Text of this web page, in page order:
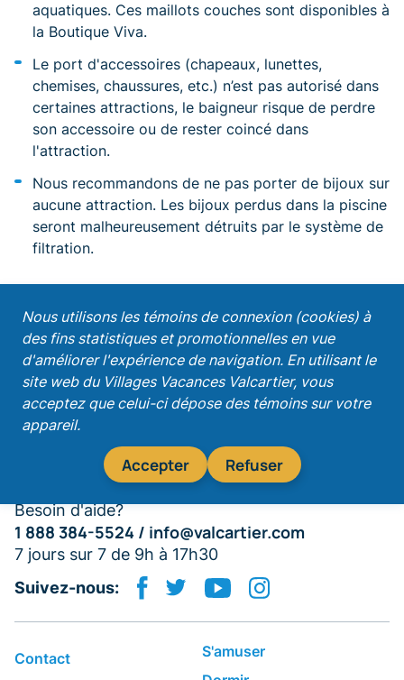
aquatiques. Ces maillots couches sont disponibles à
la Boutique Viva.
Le port d'accessoires (chapeaux, lunettes,
chemises, chaussures, etc.) n’est pas autorisé dans
certaines attractions, le baigneur risque de perdre
son accessoire ou de rester coincé dans
l'attraction.
Nous recommandons de ne pas porter de bijoux sur
aucune attraction. Les bijoux perdus dans la piscine
seront malheureusement détruits par le système de
filtration.
Nous utilisons les témoins de connexion (cookies) à
des fins statistiques et promotionnelles en vue
d'améliorer l'expérience de navigation. En utilisant le
site web du Villages Vacances Valcartier, vous
acceptez que celui-ci dépose des témoins sur votre
appareil.
Accepter Refuser
Recevez nos promotions!
S'abonner
Besoin d'aide?
1 888 384-5524 / info@valcartier.com
7 jours sur 7 de 9h à 17h30
Suivez-nous:
Contact
S'amuser